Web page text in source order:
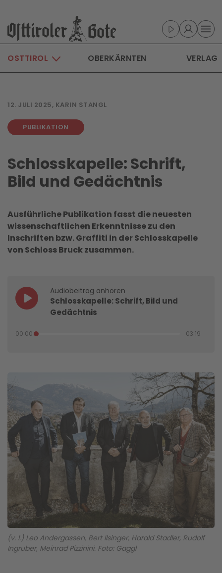
Skip to main content
OSTTIROL OBERKÄRNTEN VERLAG
12. JULI 2025, KARIN STANGL
PUBLIKATION
Schlosskapelle: Schrift,
Bild und Gedächtnis
Ausführliche Publikation fasst die neuesten
wissenschaftlichen Erkenntnisse zu den
Inschriften bzw. Graffiti in der Schlosskapelle
von Schloss Bruck zusammen.
Audiobeitrag anhören
Schlosskapelle: Schrift, Bild und
Gedächtnis
00:00 03:19
(v. l.) Leo Andergassen, Bert Ilsinger, Harald Stadler, Rudolf
Ingruber, Meinrad Pizzinini. Foto: Gaggl